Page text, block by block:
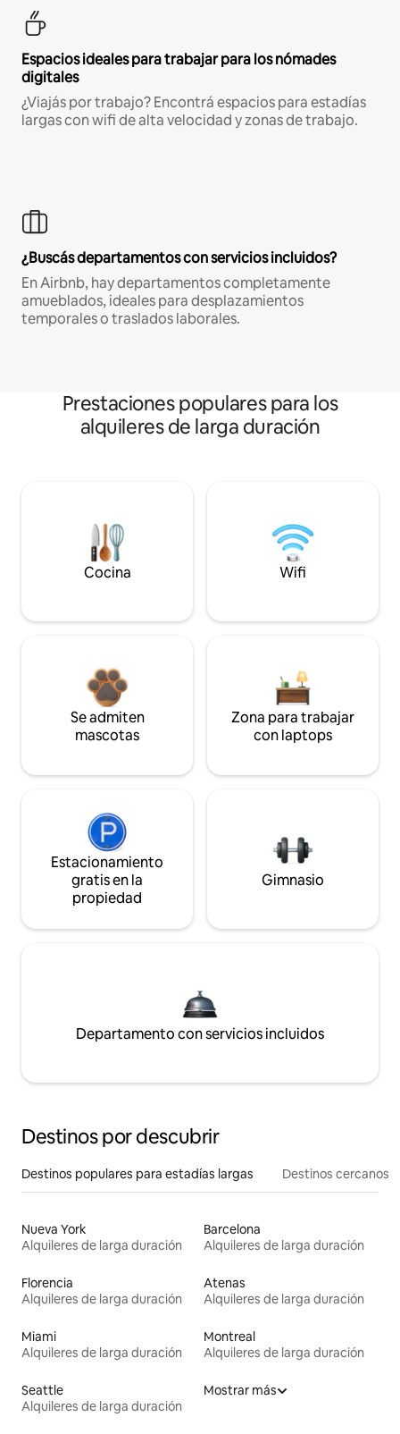
Espacios ideales para trabajar para los nómades
digitales
¿Viajás por trabajo? Encontrá espacios para estadías
largas con wifi de alta velocidad y zonas de trabajo.
¿Buscás departamentos con servicios incluidos?
En Airbnb, hay departamentos completamente
amueblados, ideales para desplazamientos
temporales o traslados laborales.
Prestaciones populares para los
alquileres de larga duración
Cocina Wifi
Se admiten
mascotas
Zona para trabajar
con laptops
Estacionamiento
gratis en la
propiedad
Gimnasio
Departamento con servicios incluidos
Destinos por descubrir
Destinos populares para estadías largas Destinos cercanos
Nueva York
Alquileres de larga duración
Barcelona
Alquileres de larga duración
Florencia
Alquileres de larga duración
Atenas
Alquileres de larga duración
Miami
Alquileres de larga duración
Montreal
Alquileres de larga duración
Seattle
Alquileres de larga duración
Mostrar más